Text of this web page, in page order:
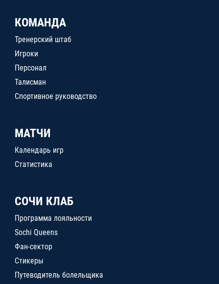
КОМАНДА
Тренерский штаб
Игроки
Персонал
Талисман
Спортивное руководство
МАТЧИ
Календарь игр
Статистика
СОЧИ КЛАБ
Программа лояльности
Sochi Queens
Фан-сектор
Стикеры
Путеводитель болельщика